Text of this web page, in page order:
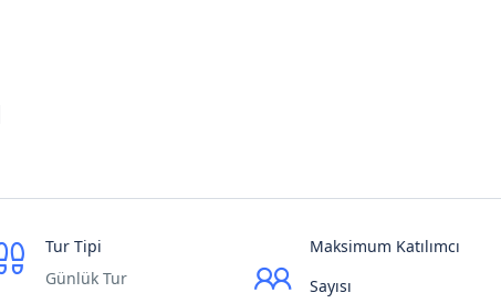
Tur Tipi
Günlük Tur
Maksimum Katılımcı
Sayısı